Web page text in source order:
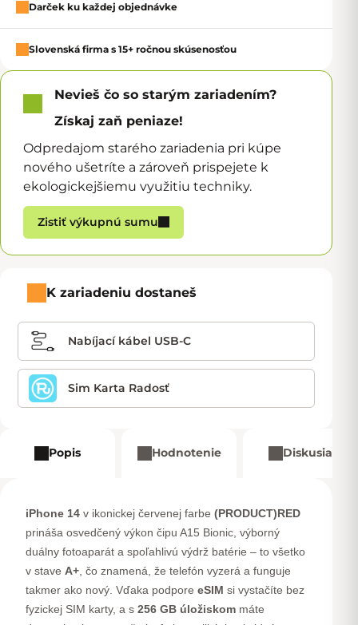
Darček ku každej objednávke
Slovenská firma s 15+ ročnou skúsenosťou
Nevieš čo so starým zariadením?
Získaj zaň peniaze!
Zistiť výkupnú sumu
Odpredajom starého zariadenia pri kúpe
nového ušetríte a zároveň prispejete k
ekologickejšiemu využitiu techniky.
K zariadeniu dostaneš
Nabíjací kábel USB-C
Sim Karta Radosť
Popis Hodnotenie Diskusia
iPhone 14 v ikonickej červenej farbe (PRODUCT)RED
prináša osvedčený výkon čipu A15 Bionic, výborný
duálny fotoaparát a spoľahlivú výdrž batérie – to všetko
v stave A+ , čo znamená, že telefón vyzerá a funguje
takmer ako nový. Vďaka podpore eSIM si vystačíte bez
fyzickej SIM karty, a s 256 GB úložiskom máte